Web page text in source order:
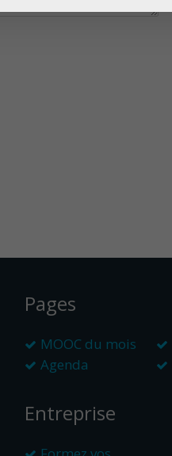
Pages
MOOC du mois
Agenda
Entreprise